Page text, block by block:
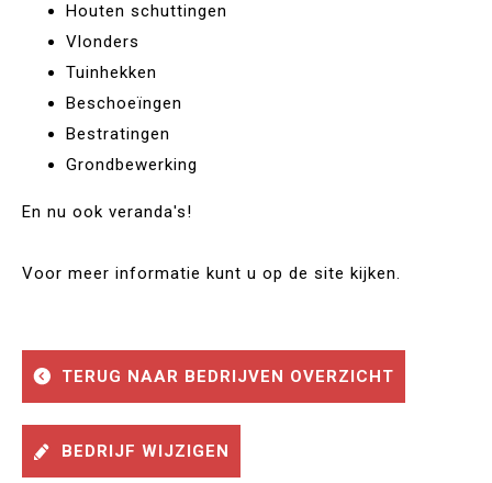
Houten schuttingen
Vlonders
Tuinhekken
Beschoeïngen
Bestratingen
Grondbewerking
En nu ook veranda's!
Voor meer informatie kunt u op de site kijken.
TERUG NAAR BEDRIJVEN OVERZICHT
BEDRIJF WIJZIGEN